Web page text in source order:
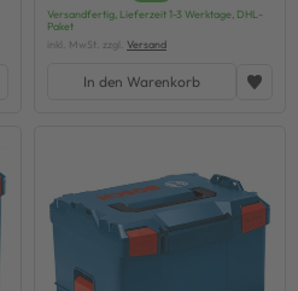
Versandfertig, Lieferzeit 1-3 Werktage, DHL-
Paket
inkl. MwSt. zzgl. Versand
In den Warenkorb